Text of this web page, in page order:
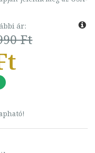
ár:
Ft